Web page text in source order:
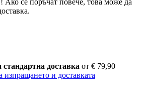
доставка от € 79,90
и доставката